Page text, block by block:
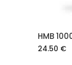
HMB
24.50 €